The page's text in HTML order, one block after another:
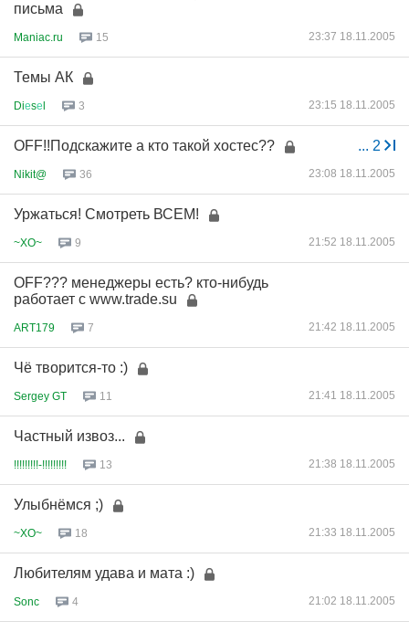
письма
Maniac.ru 15 23:37 18.11.2005
Темы АК
Diеsеl 3 23:15 18.11.2005
... 2
OFF!!Подскажите а кто такой хостес??
Nikit@ 36 23:08 18.11.2005
Уржаться! Смотреть ВСЕМ!
~XO~ 9 21:52 18.11.2005
OFF??? менеджеры есть? кто-нибудь
работает с www.trade.su
ART179 7 21:42 18.11.2005
Чё творится-то :)
Sergey GT 11 21:41 18.11.2005
Частный извоз...
!!!!!!!!!-!!!!!!!!! 13 21:38 18.11.2005
Улыбнёмся ;)
~XO~ 18 21:33 18.11.2005
Любителям удава и мата :)
Sonc 4 21:02 18.11.2005